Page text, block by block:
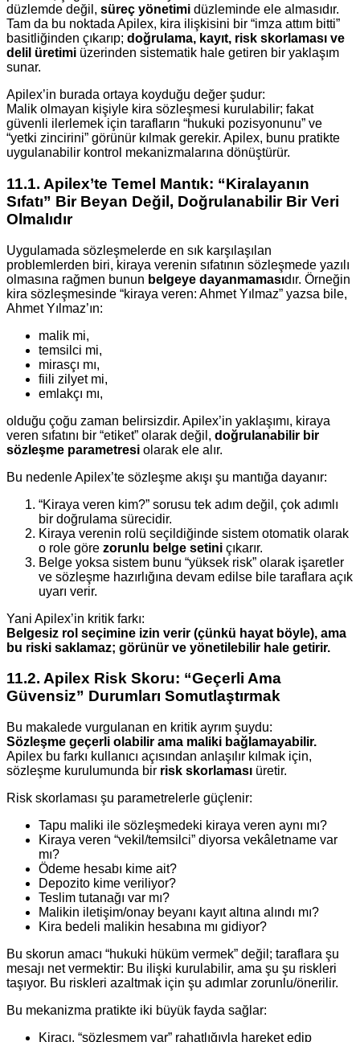
düzlemde değil, süreç yönetimi düzleminde ele almasıdır.
Tam da bu noktada Apilex, kira ilişkisini bir “imza attım bitti”
basitliğinden çıkarıp; doğrulama, kayıt, risk skorlaması ve
delil üretimi üzerinden sistematik hale getiren bir yaklaşım
sunar.
Apilex’in burada ortaya koyduğu değer şudur:
Malik olmayan kişiyle kira sözleşmesi kurulabilir; fakat
güvenli ilerlemek için tarafların “hukuki pozisyonunu” ve
“yetki zincirini” görünür kılmak gerekir. Apilex, bunu pratikte
uygulanabilir kontrol mekanizmalarına dönüştürür.
11.1. Apilex’te Temel Mantık: “Kiralayanın
Sıfatı” Bir Beyan Değil, Doğrulanabilir Bir Veri
Olmalıdır
Uygulamada sözleşmelerde en sık karşılaşılan
problemlerden biri, kiraya verenin sıfatının sözleşmede yazılı
olmasına rağmen bunun belgeye dayanmamasıdır. Örneğin
kira sözleşmesinde “kiraya veren: Ahmet Yılmaz” yazsa bile,
Ahmet Yılmaz’ın:
malik mi,
temsilci mi,
mirasçı mı,
fiili zilyet mi,
emlakçı mı,
olduğu çoğu zaman belirsizdir. Apilex’in yaklaşımı, kiraya
veren sıfatını bir “etiket” olarak değil, doğrulanabilir bir
sözleşme parametresi olarak ele alır.
Bu nedenle Apilex’te sözleşme akışı şu mantığa dayanır:
“Kiraya veren kim?” sorusu tek adım değil, çok adımlı
bir doğrulama sürecidir.
Kiraya verenin rolü seçildiğinde sistem otomatik olarak
o role göre zorunlu belge setini çıkarır.
Belge yoksa sistem bunu “yüksek risk” olarak işaretler
ve sözleşme hazırlığına devam edilse bile taraflara açık
uyarı verir.
Yani Apilex’in kritik farkı:
Belgesiz rol seçimine izin verir (çünkü hayat böyle), ama
bu riski saklamaz; görünür ve yönetilebilir hale getirir.
11.2. Apilex Risk Skoru: “Geçerli Ama
Güvensiz” Durumları Somutlaştırmak
Bu makalede vurgulanan en kritik ayrım şuydu:
Sözleşme geçerli olabilir ama maliki bağlamayabilir.
Apilex bu farkı kullanıcı açısından anlaşılır kılmak için,
sözleşme kurulumunda bir risk skorlaması üretir.
Risk skorlaması şu parametrelerle güçlenir:
Tapu maliki ile sözleşmedeki kiraya veren aynı mı?
Kiraya veren “vekil/temsilci” diyorsa vekâletname var
mı?
Ödeme hesabı kime ait?
Depozito kime veriliyor?
Teslim tutanağı var mı?
Malikin iletişim/onay beyanı kayıt altına alındı mı?
Kira bedeli malikin hesabına mı gidiyor?
Bu skorun amacı “hukuki hüküm vermek” değil; taraflara şu
mesajı net vermektir: Bu ilişki kurulabilir, ama şu şu riskleri
taşıyor. Bu riskleri azaltmak için şu adımlar zorunlu/önerilir.
Bu mekanizma pratikte iki büyük fayda sağlar:
Kiracı, “sözleşmem var” rahatlığıyla hareket edip